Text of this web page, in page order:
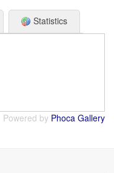
Statistics
Powered by Phoca Gallery